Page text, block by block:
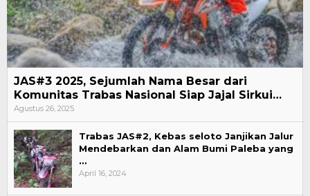
JAS#3 2025, Sejumlah Nama Besar dari
Komunitas Trabas Nasional Siap Jajal Sirkui…
Agustus 26, 2025
Trabas JAS#2, Kebas seloto Janjikan Jalur
Mendebarkan dan Alam Bumi Paleba yang
…
April 16, 2024